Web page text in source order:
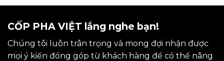
CỐP PHA VIỆT lắng nghe bạn!
Chúng tôi luôn trân trọng và mong đợi nhận được
mọi ý kiến đóng góp từ khách hàng để có thể nâng